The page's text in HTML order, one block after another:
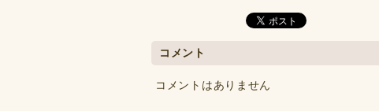
コメント
コメントはありません